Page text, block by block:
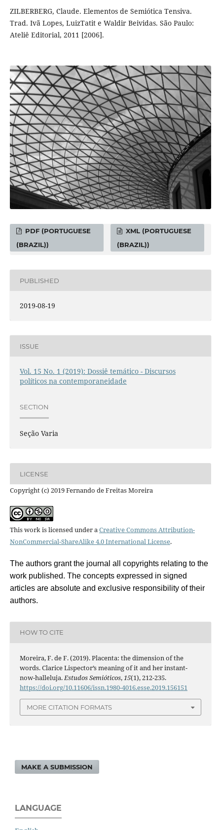
ZILBERBERG, Claude. Elementos de Semiótica Tensiva.
Trad. Ivã Lopes, LuizTatit e Waldir Beividas. São Paulo:
Ateliê Editorial, 2011 [2006].
PDF (PORTUGUESE
(BRAZIL))
XML (PORTUGUESE
(BRAZIL))
PUBLISHED
2019-08-19
ISSUE
Vol. 15 No. 1 (2019): Dossiê temático - Discursos
políticos na contemporaneidade
SECTION
Seção Varia
LICENSE
Copyright (c) 2019 Fernando de Freitas Moreira
This work is licensed under aCreative Commons Attribution-
NonCommercial-ShareAlike 4.0 International License.
The authors grant the journal all copyrights relating to the
work published. The concepts expressed in signed
articles are absolute and exclusive responsibility of their
authors.
HOW TO CITE
Moreira, F. de F. (2019). Placenta: the dimension of the
words. Clarice Lispector’s meaning of it and her instant-
now-halleluja. Estudos Semióticos, 15(1), 212-235.
https://doi.org/10.11606/issn.1980-4016.esse.2019.156151
MORE CITATION FORMATS
MAKE A SUBMISSION
LANGUAGE